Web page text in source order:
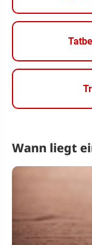
Wann liegt